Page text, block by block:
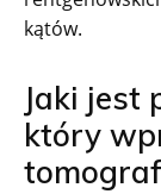
kątów.
Jaki jest
który